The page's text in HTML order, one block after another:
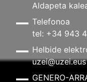
Aldapeta
Telefonoa
tel: +34 943
Helbide
uzei@uzei.eus
GENERO-